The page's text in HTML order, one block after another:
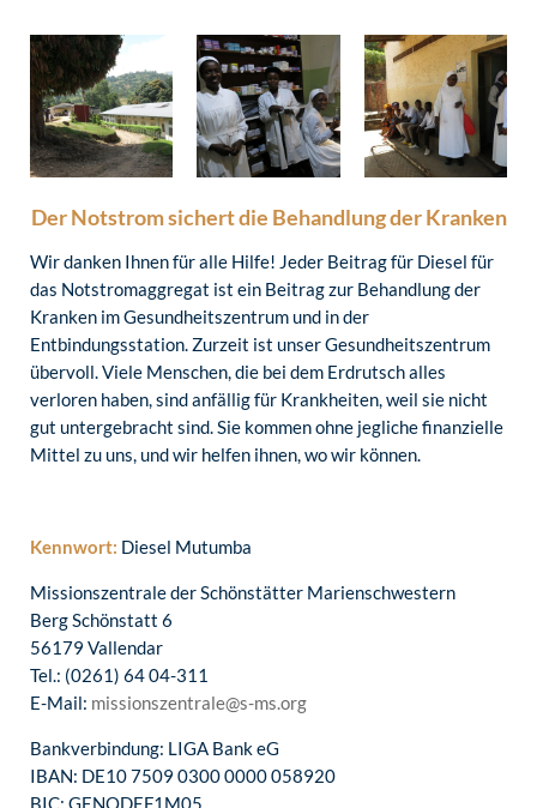
Der Notstrom sichert die Behandlung der Kranken
Wir danken Ihnen für alle Hilfe! Jeder Beitrag für Diesel für
das Notstromaggregat ist ein Beitrag zur Behandlung der
Kranken im Gesundheitszentrum und in der
Entbindungsstation. Zurzeit ist unser Gesundheitszentrum
übervoll. Viele Menschen, die bei dem Erdrutsch alles
verloren haben, sind anfällig für Krankheiten, weil sie nicht
gut untergebracht sind. Sie kommen ohne jegliche finanzielle
Mittel zu uns, und wir helfen ihnen, wo wir können.
Kennwort: Diesel Mutumba
Missionszentrale der Schönstätter Marienschwestern
Berg Schönstatt 6
56179 Vallendar
Tel.: (0261) 64 04-311
E-Mail: missionszentrale@s-ms.org
Bankverbindung: LIGA Bank eG
IBAN: DE10 7509 0300 0000 058920
BIC: GENODEF1M05